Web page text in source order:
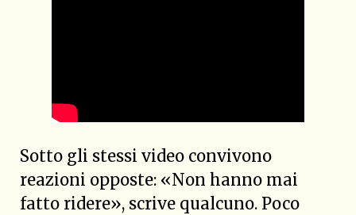
Sotto gli stessi video convivono
reazioni opposte: «Non hanno mai
fatto ridere», scrive qualcuno. Poco